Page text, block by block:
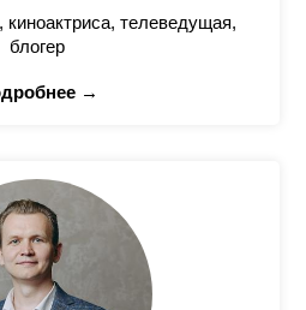
киноактриса, телеведущая,
блогер
→